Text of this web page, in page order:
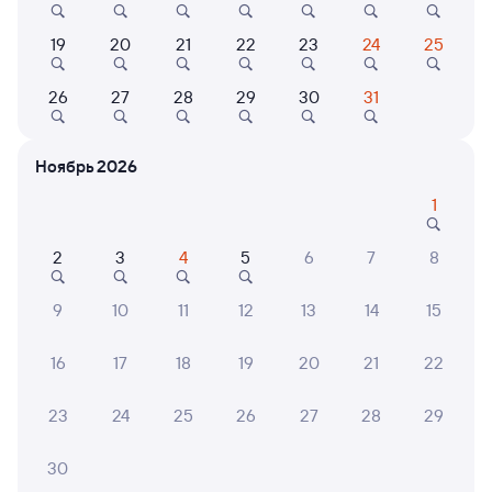
Выбор любимых мест на схемах вагонов
Подробные ответы на вопросы о поездке или
СМС-сопровождение до посадки в поезд
Оформление без регистрации на сайте
Частые вопросы
Что нужно, чтобы сесть в поезд?
Что делать, если ошибся при вводе данных
19 20 21 22 23 24 25
26 27 28 29 30 31
Ноябрь 2026
1
2 3 4 5 6 7 8
9 10 11 12 13 14 15
16 17 18 19 20 21 22
23 24 25 26 27 28 29
30